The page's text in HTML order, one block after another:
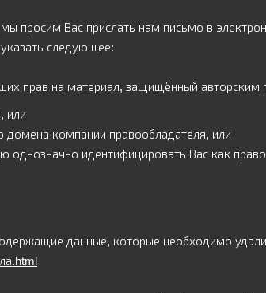
просим Вас прислать нам письмо в
следующее:
прав на материал, защищённый авторским
или
домена компании правообладателя, или
идентифицировать Вас как
данные, которые необходимо